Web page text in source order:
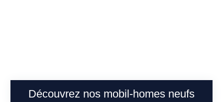
Découvrez nos mobil-homes neufs